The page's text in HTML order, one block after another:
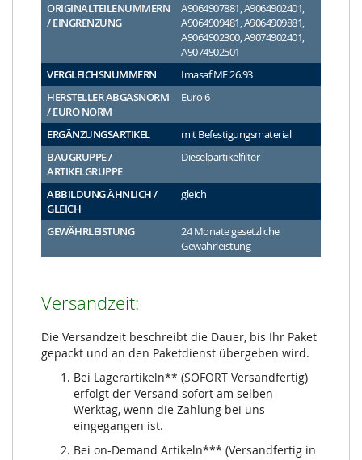
ORIGINALTEILENUMMERN
/ EINGRENZUNG
A9064907881, A9064902401,
A9064909481, A9064909881,
A9064902300, A9074902401,
A9074902501
VERGLEICHSNUMMERN
Imasaf ME.26.93
HERSTELLER ABGASNORM
/ EURO NORM
Euro 6
ERGÄNZUNGSARTIKEL
mit Befestigungsmaterial
BAUGRUPPE /
ARTIKELGRUPPE
Dieselpartikelfilter
ABBILDUNG ÄHNLICH /
GLEICH
gleich
GEWÄHRLEISTUNG
24 Monate gesetzliche
Gewährleistung
Versandzeit:
Die Versandzeit beschreibt die Dauer, bis Ihr Paket
gepackt und an den Paketdienst übergeben wird.
Bei Lagerartikeln** (SOFORT Versandfertig)
erfolgt der Versand sofort am selben
Werktag, wenn die Zahlung bei uns
eingegangen ist.
Bei on-Demand Artikeln*** (Versandfertig in